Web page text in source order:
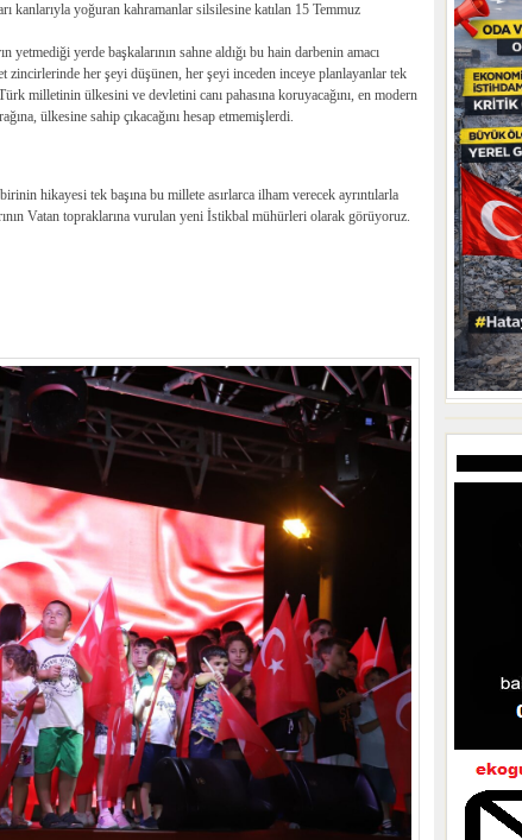
kanlarıyla yoğuran kahramanlar silsilesine katılan 15 Temmuz
yerde başkalarının sahne aldığı bu hain darbenin amacı
her şeyi düşünen, her şeyi inceden inceye planlayanlar tek
milletinin ülkesini ve devletini canı pahasına koruyacağını, en modern
ülkesine sahip çıkacağını hesap etmemişlerdi.
hikayesi tek başına bu millete asırlarca ilham verecek ayrıntılarla
Vatan topraklarına vurulan yeni İstikbal mühürleri olarak görüyoruz.